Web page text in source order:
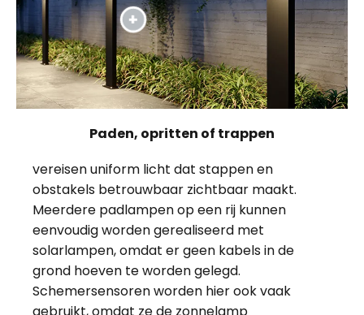
Paden, opritten of trappen
vereisen uniform licht dat stappen en
obstakels betrouwbaar zichtbaar maakt.
Meerdere padlampen op een rij kunnen
eenvoudig worden gerealiseerd met
solarlampen, omdat er geen kabels in de
grond hoeven te worden gelegd.
Schemersensoren worden hier ook vaak
gebruikt, omdat ze de zonnelamp